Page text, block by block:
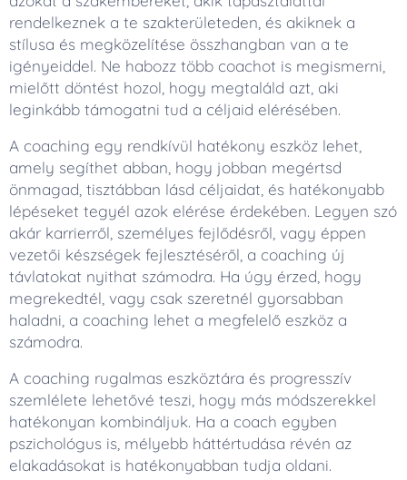
rendelkeznek a te szakterületeden, és akiknek a
stílusa és megközelítése összhangban van a te
igényeiddel. Ne habozz több coachot is megismerni,
mielőtt döntést hozol, hogy megtaláld azt, aki
leginkább támogatni tud a céljaid elérésében.
A coaching egy rendkívül hatékony eszköz lehet,
amely segíthet abban, hogy jobban megértsd
önmagad, tisztábban lásd céljaidat, és hatékonyabb
lépéseket tegyél azok elérése érdekében. Legyen szó
akár karrierről, személyes fejlődésről, vagy éppen
vezetői készségek fejlesztéséről, a coaching új
távlatokat nyithat számodra. Ha úgy érzed, hogy
megrekedtél, vagy csak szeretnél gyorsabban
haladni, a coaching lehet a megfelelő eszköz a
számodra.
A coaching rugalmas eszköztára és progresszív
szemlélete lehetővé teszi, hogy más módszerekkel
hatékonyan kombináljuk. Ha a coach egyben
pszichológus is, mélyebb háttértudása révén az
elakadásokat is hatékonyabban tudja oldani.